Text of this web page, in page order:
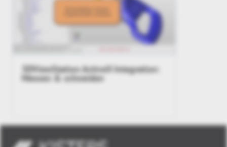
3DViewStation ActiveX Integration:
Messen & schneiden